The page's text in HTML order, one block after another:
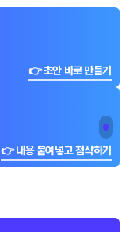
👉 초안 바로 만들기
👉 내용 붙여넣고 첨삭하기